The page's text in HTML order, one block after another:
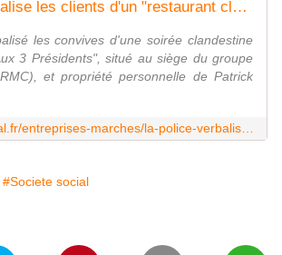
La police verbalise les clients d'un "restaurant clandestin" propriété de Patrick Drahi
les convives d'une soirée clandestine
3 Présidents", situé au siège du groupe
et propriété personnelle de Patrick
#Societe social